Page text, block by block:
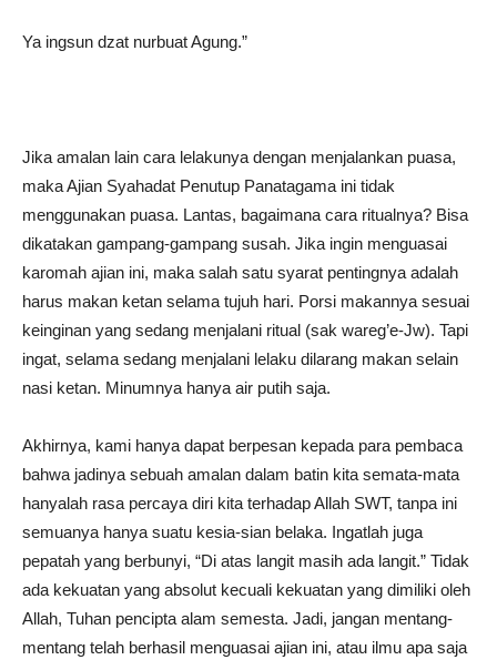
Ya ingsun dzat nurbuat Agung.”
Jika amalan lain cara lelakunya dengan menjalankan puasa,
maka Ajian Syahadat Penutup Panatagama ini tidak
menggunakan puasa. Lantas, bagaimana cara ritualnya? Bisa
dikatakan gampang-gampang susah. Jika ingin menguasai
karomah ajian ini, maka salah satu syarat pentingnya adalah
harus makan ketan selama tujuh hari. Porsi makannya sesuai
keinginan yang sedang menjalani ritual (sak wareg’e-Jw). Tapi
ingat, selama sedang menjalani lelaku dilarang makan selain
nasi ketan. Minumnya hanya air putih saja.
Akhirnya, kami hanya dapat berpesan kepada para pembaca
bahwa jadinya sebuah amalan dalam batin kita semata-mata
hanyalah rasa percaya diri kita terhadap Allah SWT, tanpa ini
semuanya hanya suatu kesia-sian belaka. Ingatlah juga
pepatah yang berbunyi, “Di atas langit masih ada langit.” Tidak
ada kekuatan yang absolut kecuali kekuatan yang dimiliki oleh
Allah, Tuhan pencipta alam semesta. Jadi, jangan mentang-
mentang telah berhasil menguasai ajian ini, atau ilmu apa saja